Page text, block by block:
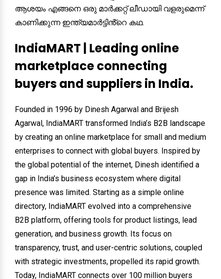
ആശയം എങ്ങനെ ഒരു മാർക്കറ്റ് ലീഡായി വളരുമെന്ന്
കാണിക്കുന്ന ഇന്ത്യമാർട്ടിൻ്റെ കഥ.
IndiaMART | Leading online
marketplace connecting
buyers and suppliers in India.
Founded in 1996 by Dinesh Agarwal and Brijesh
Agarwal, IndiaMART transformed India’s B2B landscape
by creating an online marketplace for small and medium
enterprises to connect with global buyers. Inspired by
the global potential of the internet, Dinesh identified a
gap in India’s business ecosystem where digital
presence was limited. Starting as a simple online
directory, IndiaMART evolved into a comprehensive
B2B platform, offering tools for product listings, lead
generation, and business growth. Its focus on
transparency, trust, and user-centric solutions, coupled
with strategic investments, propelled its rapid growth.
Today, IndiaMART connects over 100 million buyers